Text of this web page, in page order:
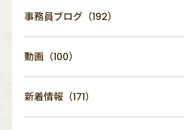
事務員ブログ（192）
動画（100）
新着情報（171）